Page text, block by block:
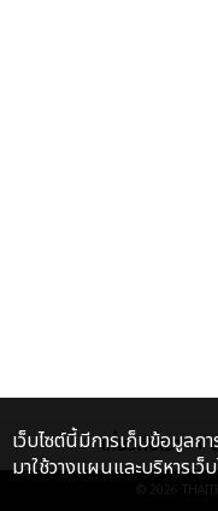
เกี่ยวกับเรา
© 2026
เว็บไซต์นี้มีการเก็บข้อมูล
มาใช้วางแผนและบริหารเว็